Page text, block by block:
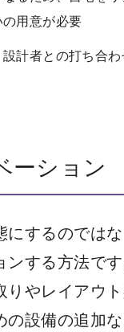
用意が必要
計者との打ち合
ーション
にするのでは
ンする方法で
りやレイアウ
の設備の追加